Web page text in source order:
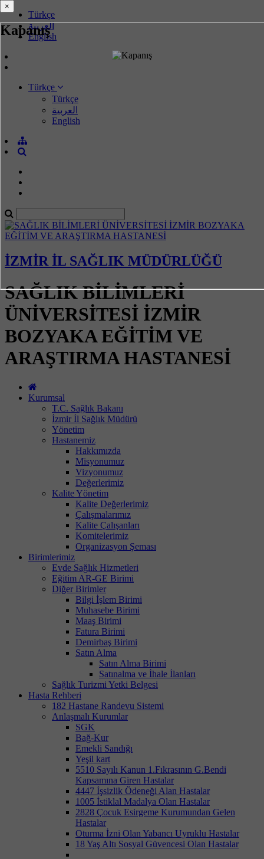
Kapanış
Türkçe
العربية
English
Türkçe
Türkçe
العربية
English
İZMİR İL SAĞLIK MÜDÜRLÜĞÜ
SAĞLIK BİLİMLERİ
ÜNİVERSİTESİ İZMİR
BOZYAKA EĞİTİM VE
ARAŞTIRMA HASTANESİ
Kurumsal
T.C. Sağlık Bakanı
İzmir İl Sağlık Müdürü
Yönetim
Hastanemiz
Hakkımızda
Misyonumuz
Vizyonumuz
Değerlerimiz
Kalite Yönetim
Kalite Değerlerimiz
Çalışmalarımız
Kalite Çalışanları
Komitelerimiz
Organizasyon Şeması
Birimlerimiz
Evde Sağlık Hizmetleri
Eğitim AR-GE Birimi
Diğer Birimler
Bilgi İşlem Birimi
Muhasebe Birimi
Maaş Birimi
Fatura Birimi
Demirbaş Birimi
Satın Alma
Satın Alma Birimi
Satınalma ve İhale İlanları
Sağlık Turizmi Yetki Belgesi
Hasta Rehberi
182 Hastane Randevu Sistemi
Anlaşmalı Kurumlar
SGK
Bağ-Kur
Emekli Sandığı
Yeşil kart
5510 Sayılı Kanun 1.Fıkrasının G.Bendi
Kapsamına Giren Hastalar
4447 İşsizlik Ödeneği Alan Hastalar
1005 İstiklal Madalya Olan Hastalar
2828 Çocuk Esirgeme Kurumundan Gelen
Hastalar
Oturma İzni Olan Yabancı Uyruklu Hastalar
18 Yaş Altı Sosyal Güvencesi Olan Hastalar
×